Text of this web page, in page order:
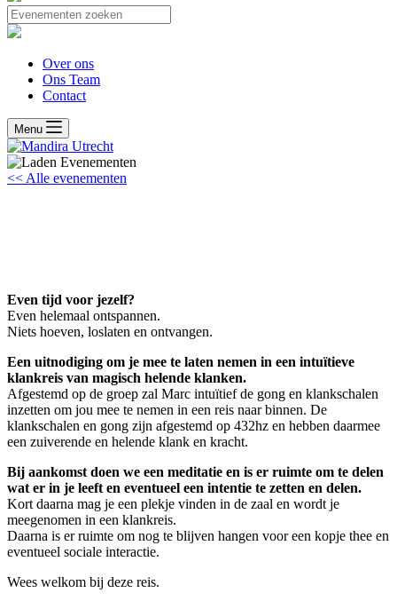
Over ons
Ons Team
Contact
Menu
<< Alle evenementen
Even tijd voor jezelf?
Even helemaal ontspannen.
Niets hoeven, loslaten en ontvangen.
Een uitnodiging om je mee te laten nemen in een intuïtieve
klankreis van magisch helende klanken.
Afgestemd op de groep zal Marc intuïtief de gong en klankschalen
inzetten om jou mee te nemen in een reis naar binnen. De
klankschalen en gong zijn afgestemd op 432hz en hebben daarmee
een zuiverende en helende klank en kracht.
Bij aankomst doen we een meditatie en is er ruimte om te delen
wat er in je leeft en eventueel een intentie te zetten en delen.
Kort daarna mag je een plekje vinden in de zaal en wordt je
meegenomen in een klankreis.
Daarna is er ruimte om nog te blijven hangen voor een kopje thee en
eventueel sociale interactie.
Wees welkom bij deze reis.